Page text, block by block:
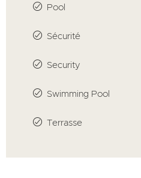
Pool
Sécurité
Security
Swimming Pool
Terrasse